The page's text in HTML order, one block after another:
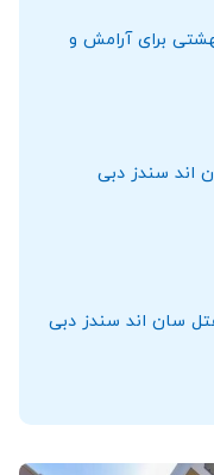
برای آرامش و
اند سندز دبی
سان اند سندز دبی